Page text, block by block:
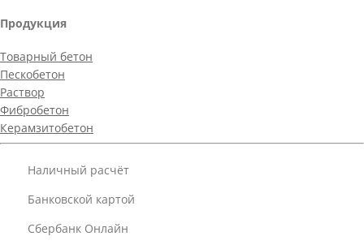
Продукция
Товарный бетон
Пескобетон
Раствор
Фибробетон
Керамзитобетон
Наличный расчёт
Банковской картой
Сбербанк Онлайн